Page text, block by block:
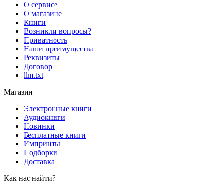
О сервисе
О магазине
Книги
Возникли вопросы?
Приватность
Наши преимущества
Реквизиты
Договор
llm.txt
Магазин
Электронные книги
Аудиокниги
Новинки
Бесплатные книги
Импринты
Подборки
Доставка
Как нас найти?